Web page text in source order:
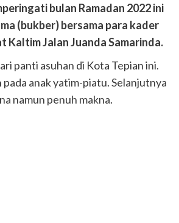
bulan Ramadan 2022 ini
(bukber) bersama para kader
Kaltim Jalan Juanda Samarinda.
panti asuhan di Kota Tepian ini.
anak yatim-piatu. Selanjutnya
namun penuh makna.